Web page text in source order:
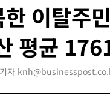
이탈주
평균
자